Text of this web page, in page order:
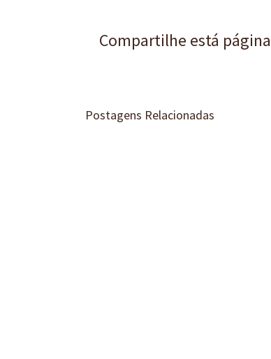
Compartilhe está
Postagens Relacionadas